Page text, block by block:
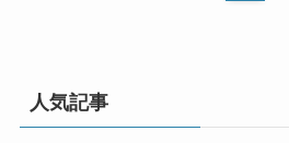
人気記事